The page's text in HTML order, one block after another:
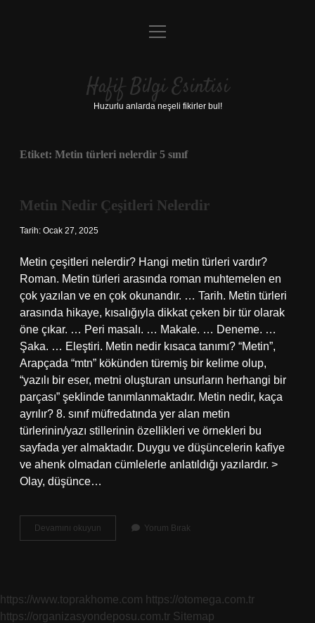
Anasayfa
Yasal Uyarı
menüyü
Hafif Bilgi Esintisi
Huzurlu anlarda neşeli fikirler bul!
Etiket: Metin türleri nelerdir 5 sınıf
Metin Nedir Çeşitleri Nelerdir
Tarih: Ocak 27, 2025
Metin çeşitleri nelerdir? Hangi metin türleri vardır?
Roman. Metin türleri arasında roman muhtemelen en
çok yazılan ve en çok okunandır. … Tarih. Metin türleri
arasında hikaye, kısalığıyla dikkat çeken bir tür olarak
öne çıkar. … Peri masalı. … Makale. … Deneme. …
Şaka. … Eleştiri. Metin nedir kısaca tanımı? “Metin”,
Arapçada “mtn” kökünden türemiş bir kelime olup,
“yazılı bir eser, metni oluşturan unsurların herhangi bir
parçası” şeklinde tanımlanmaktadır. Metin nedir, kaça
ayrılır? 8. sınıf müfredatında yer alan metin
türlerinin/yazı stillerinin özellikleri ve örnekleri bu
sayfada yer almaktadır. Duygu ve düşüncelerin kafiye
ve ahenk olmadan cümlelerle anlatıldığı yazılardır. >
Olay, düşünce…
Devamını okuyun
Nedir
Yorum Bırak
https://www.toprakhome.com https://otomega.com.tr
https://organizasyondeposu.com.tr Sitemap